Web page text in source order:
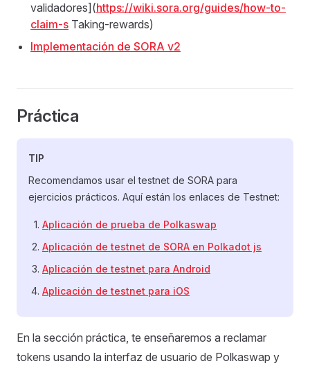
validadores](https://wiki.sora.org/guides/how-to-
claim-s Taking-rewards)
Implementación de SORA v2
Práctica
TIP
Recomendamos usar el testnet de SORA para
ejercicios prácticos. Aquí están los enlaces de Testnet:
Aplicación de prueba de Polkaswap
Aplicación de testnet de SORA en Polkadot js
Aplicación de testnet para Android
Aplicación de testnet para iOS
En la sección práctica, te enseñaremos a reclamar
tokens usando la interfaz de usuario de Polkaswap y